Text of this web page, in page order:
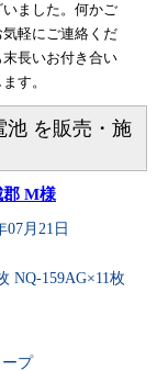
ました。何かご
軽にご連絡くだ
長いお付き合い
す。
池 を販売・施
郡 M様
07月21日
NQ-159AG×11枚
プ